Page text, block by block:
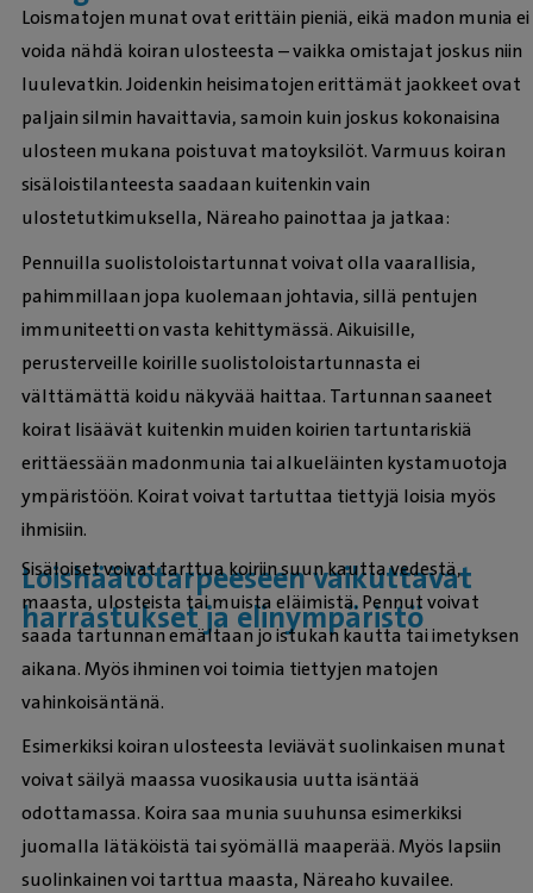
Loismatojen munat ovat erittäin pieniä, eikä madon munia ei
voida nähdä koiran ulosteesta – vaikka omistajat joskus niin
luulevatkin. Joidenkin heisimatojen erittämät jaokkeet ovat
paljain silmin havaittavia, samoin kuin joskus kokonaisina
ulosteen mukana poistuvat matoyksilöt. Varmuus koiran
sisäloistilanteesta saadaan kuitenkin vain
ulostetutkimuksella, Näreaho painottaa ja jatkaa:
Pennuilla suolistoloistartunnat voivat olla vaarallisia,
pahimmillaan jopa kuolemaan johtavia, sillä pentujen
immuniteetti on vasta kehittymässä. Aikuisille,
perusterveille koirille suolistoloistartunnasta ei
välttämättä koidu näkyvää haittaa. Tartunnan saaneet
koirat lisäävät kuitenkin muiden koirien tartuntariskiä
erittäessään madonmunia tai alkueläinten kystamuotoja
ympäristöön. Koirat voivat tartuttaa tiettyjä loisia myös
ihmisiin.
Loishäätötarpeeseen vaikuttavat
harrastukset ja elinympäristö
Sisäloiset voivat tarttua koiriin suun kautta vedestä,
maasta, ulosteista tai muista eläimistä. Pennut voivat
saada tartunnan emältaan jo istukan kautta tai imetyksen
aikana. Myös ihminen voi toimia tiettyjen matojen
vahinkoisäntänä.
Esimerkiksi koiran ulosteesta leviävät suolinkaisen munat
voivat säilyä maassa vuosikausia uutta isäntää
odottamassa. Koira saa munia suuhunsa esimerkiksi
juomalla lätäköistä tai syömällä maaperää. Myös lapsiin
suolinkainen voi tarttua maasta, Näreaho kuvailee.